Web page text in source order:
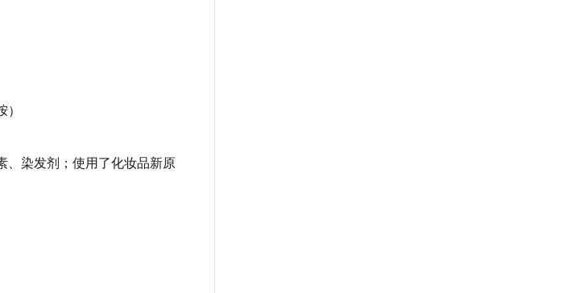
、染发剂；使用了化妆品新原